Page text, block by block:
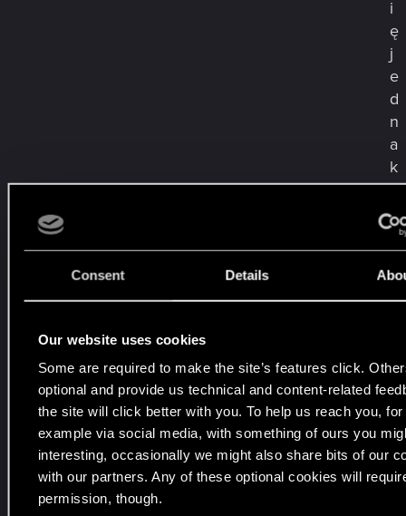
Consent Details
Our website uses cookies
Some are required to make the site’s features click.
optional and provide us technical and content-related
the site will click better with you. To help us reach you, for
example via social media, with something of ours you
interesting, occasionally we might also share bits of our
with our partners. Any of these optional cookies will
permission, though.
i
ę
j
e
d
n
a
k
—
w
s
z
e
l
e
d
o
d
a
t